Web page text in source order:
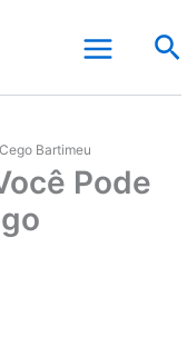
Bartimeu
Pode